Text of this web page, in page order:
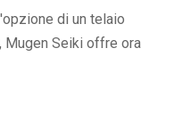
di un telaio
Mugen Seiki offre ora